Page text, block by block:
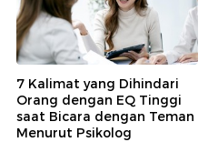
7 Kalimat yang Dihindari
Orang dengan EQ Tinggi
saat Bicara dengan Teman
Menurut Psikolog